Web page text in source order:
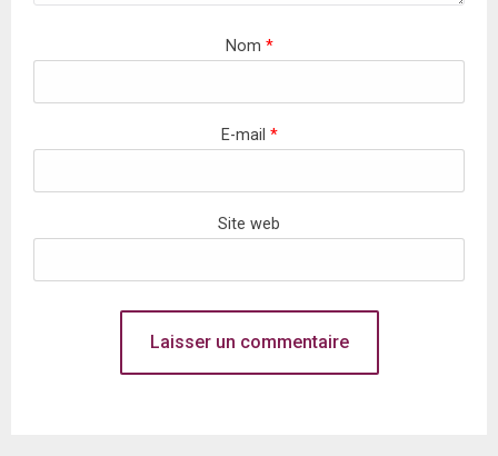
Nom *
E-mail *
Site web